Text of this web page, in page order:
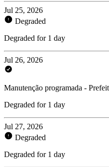
Jul 25, 2026
Degraded
Degraded for 1 day
Jul 26, 2026
Manutenção programada -
Degraded for 1 day
Jul 27, 2026
Degraded
Degraded for 1 day